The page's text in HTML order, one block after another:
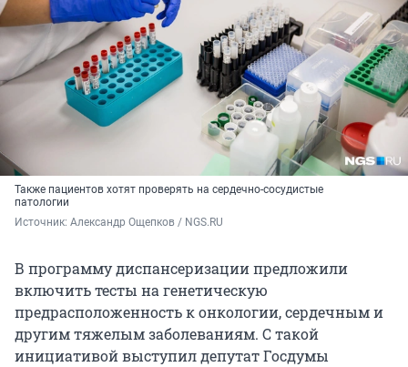
Также пациентов хотят проверять на сердечно-сосудистые
патологии
Источник: Александр Ощепков / NGS.RU
В программу диспансеризации предложили
включить тесты на генетическую
предрасположенность к онкологии, сердечным и
другим тяжелым заболеваниям. С такой
инициативой выступил депутат Госдумы